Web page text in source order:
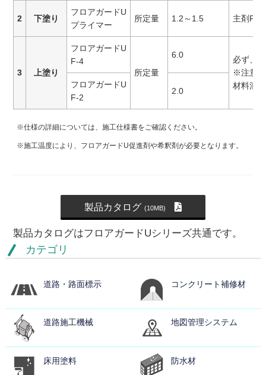
カテゴリ
道路・路面標示 コンクリート補修材
道路施工機械 地図管理システム
床用塗料 防水材
2 下塗り
フロアガードU
プライマー
所定量 1.2～1.5 主剤Pに
3 上塗り
フロアガードU
F-4
所定量
6.0
必ず、
※注意：
材料混
フロアガードU
F-2
2.0
※仕様の詳細については、施工仕様書をご確認ください。
※施工温度により、フロアガードU促進剤や希釈剤が必要となります。
製品カタログ (10MB)
製品カタログはフロアガードUシリーズ共通です。